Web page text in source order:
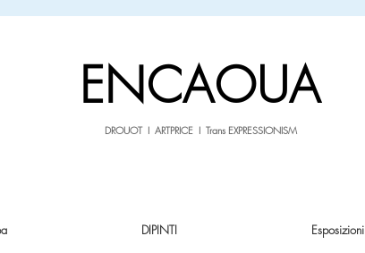
ENCAOUA
DROUOT I ARTPRICE I Trans EXPRESSIONISM
DIPINTI Esposizioni